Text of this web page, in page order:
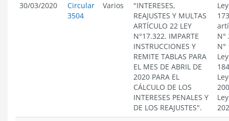
30/03/2020
Circular
3504
Varios
"INTERESES,
REAJUSTES Y MULTAS
ARTÍCULO 22 LEY
N°17.322. IMPARTE
INSTRUCCIONES Y
REMITE TABLAS PARA
EL MES DE ABRIL DE
2020 PARA EL
CÁLCULO DE LOS
INTERESES PENALES Y
DE LOS REAJUSTES".
N°
N°